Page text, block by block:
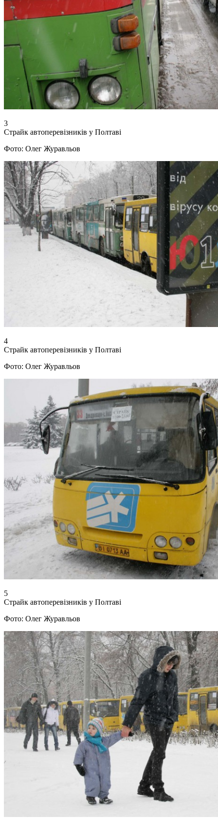
3
Страйк автоперевізників у Полтаві
Фото: Олег Журавльов
4
Страйк автоперевізників у Полтаві
Фото: Олег Журавльов
5
Страйк автоперевізників у Полтаві
Фото: Олег Журавльов